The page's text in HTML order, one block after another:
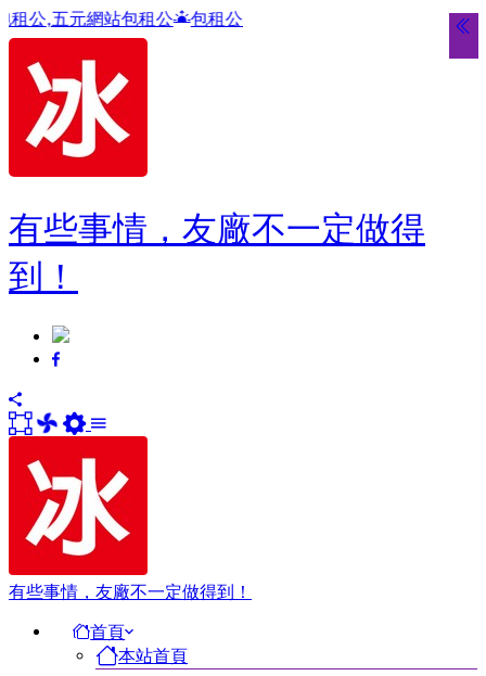
站包租公 包租公
有些事情，友廠不一定做得
到！
有些事情，友廠不一定做得到！
首頁
本站首頁